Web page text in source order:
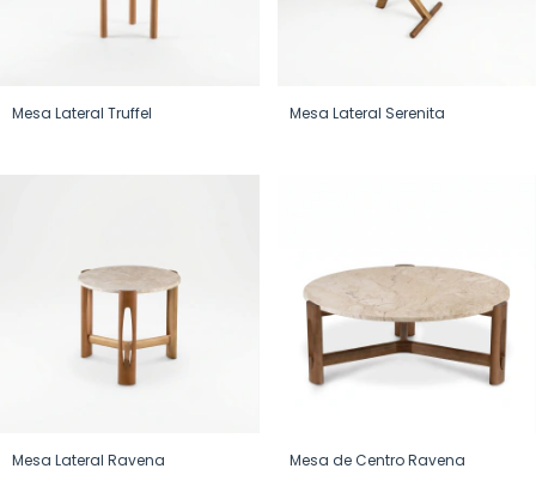
Mesa Lateral Truffel Mesa Lateral Serenita
Mesa Lateral Ravena Mesa de Centro Ravena